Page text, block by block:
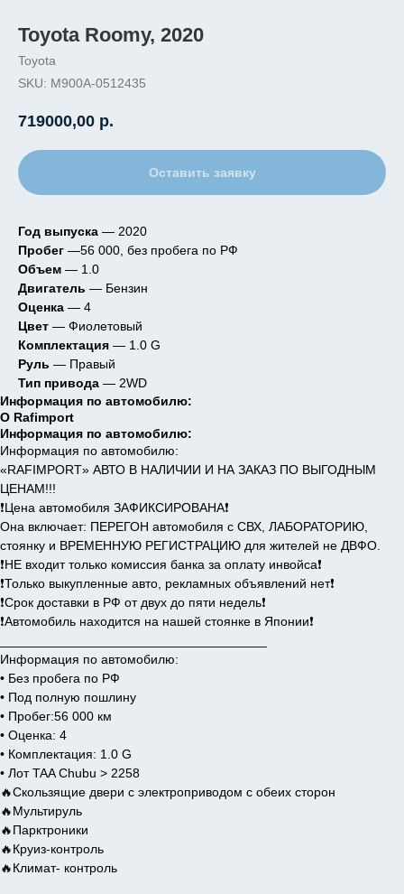
Toyota Roomy, 2020
Toyota
SKU: M900A-0512435
719000,00 р.
Оставить заявку
Год выпуска — 2020
Пробег —56 000, без пробега по РФ
Объем — 1.0
Двигатель — Бензин
Оценка — 4
Цвет — Фиолетовый
Комплектация — 1.0 G
Руль — Правый
Тип привода — 2WD
Информация по автомобилю:
О Rafimport
Информация по автомобилю:
Информация по автомобилю:
«RAFIMPORT» АВТО В НАЛИЧИИ И НА ЗАКАЗ ПО ВЫГОДНЫМ
ЦЕНАМ!!!
❗️Цена автомобиля ЗАФИКСИРОВАНА❗️
Она включает: ПЕРЕГОН автомобиля с СВХ, ЛАБОРАТОРИЮ,
стоянку и ВРЕМЕННУЮ РЕГИСТРАЦИЮ для жителей не ДВФО.
❗️НЕ входит только комиссия банка за оплату инвойса❗️
❗️Только выкупленные авто, рекламных объявлений нет❗️
❗️Срок доставки в РФ от двух до пяти недель❗️
❗️Автомобиль находится на нашей стоянке в Японии❗️
Информация по автомобилю:
• Без пробега по РФ
• Под полную пошлину
• Пробег:56 000 км
• Оценка: 4
• Комплектация: 1.0 G
• Лот TAA Chubu > 2258
🔥Скользящие двери с электроприводом с обеих сторон
🔥Мультируль
🔥Парктроники
🔥Круиз-контроль
🔥Климат- контроль